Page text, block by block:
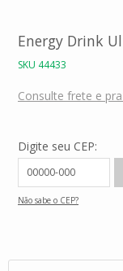
Energy Drink
SKU 44433
Consulte frete e
Digite seu CEP:
Não sabe o CEP?